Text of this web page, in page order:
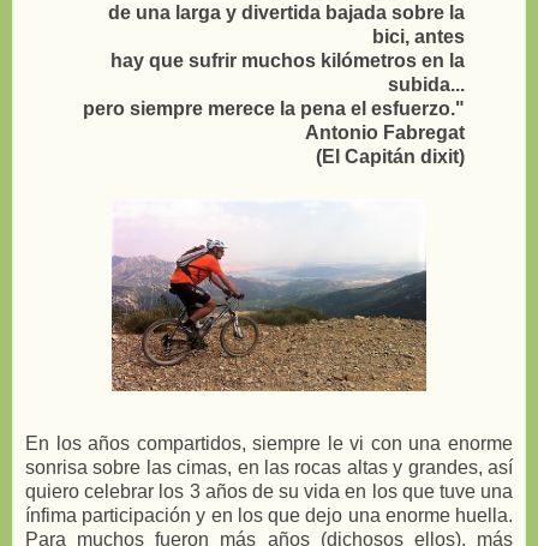
de una larga y divertida bajada sobre la
bici, antes
hay que sufrir muchos kilómetros en la
subida...
pero siempre merece la pena el esfuerzo."
Antonio Fabregat
(El Capitán dixit)
En los años compartidos, siempre le vi con una enorme
sonrisa sobre las cimas, en las rocas altas y grandes, así
quiero celebrar los 3 años de su vida en los que tuve una
ínfima participación y en los que dejo una enorme huella.
Para muchos fueron más años (dichosos ellos), más